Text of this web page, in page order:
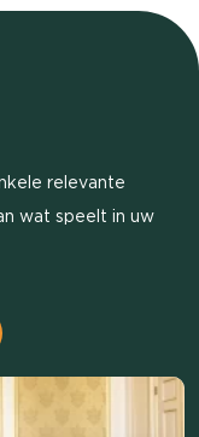
relevante
wat speelt in uw